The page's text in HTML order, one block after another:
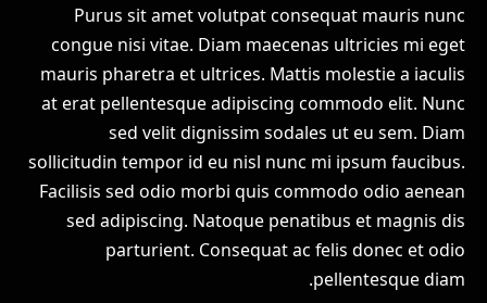
Purus sit amet volutpat consequat mauris nunc
congue nisi vitae. Diam maecenas ultricies mi eget
mauris pharetra et ultrices. Mattis molestie a iaculis
at erat pellentesque adipiscing commodo elit. Nunc
sed velit dignissim sodales ut eu sem. Diam
sollicitudin tempor id eu nisl nunc mi ipsum faucibus.
Facilisis sed odio morbi quis commodo odio aenean
sed adipiscing. Natoque penatibus et magnis dis
parturient. Consequat ac felis donec et odio
pellentesque diam.